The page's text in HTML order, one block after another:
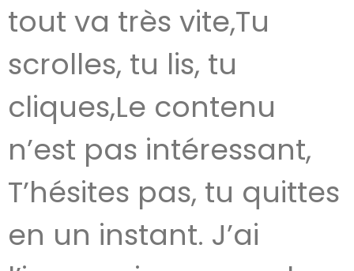
tout va très vite,Tu
scrolles, tu lis, tu
cliques,Le contenu
n’est pas intéressant,
T’hésites pas, tu quittes
en un instant. J’ai